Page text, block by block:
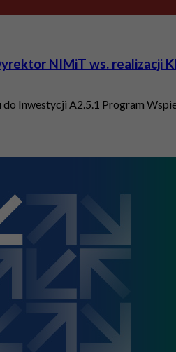
NIMiT ws. realizacji
do Inwestycji A2.5.1 Program